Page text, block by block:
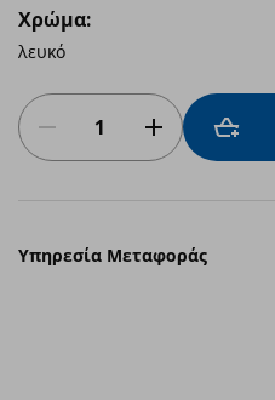
Χρώμα:
λευκό
Υπηρεσία Μεταφοράς